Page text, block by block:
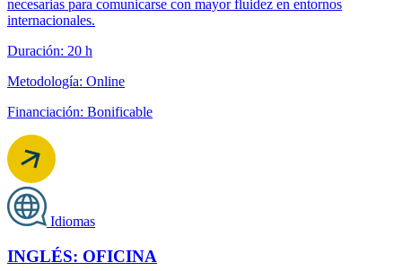
necesarias para comunicarse con mayor fluidez en entornos
internacionales.
Duración: 20 h
Metodología: Online
Financiación: Bonificable
Idiomas
INGLÉS: OFICINA